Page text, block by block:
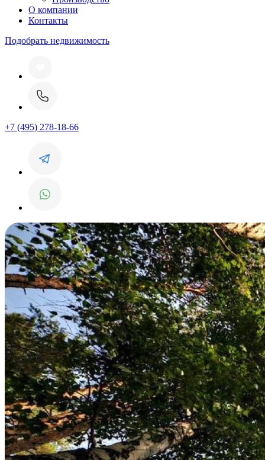
О компании
Контакты
Подобрать недвижимость
+7 (495) 278-18-66